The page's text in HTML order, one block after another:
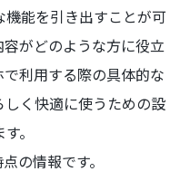
能を引き出すことが可
がどのような方に役立
利用する際の具体的な
く快適に使うための設
。
の情報です。